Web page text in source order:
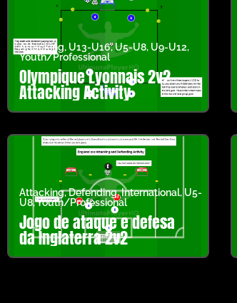
Attacking, U13-U16,U5-U8, U9-U12,
Youth/Professional
Olympique Lyonnais 2v2
Attacking Activity
Attacking,Defending,International, U5-
U8,Youth/Professional
Jogo de ataque e defesa
da Inglaterra 2v2